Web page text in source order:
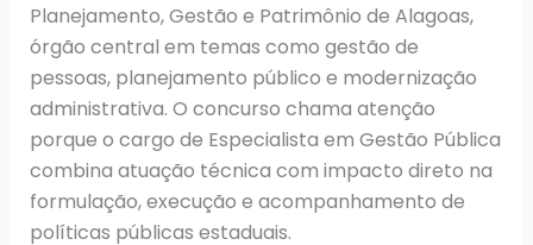
Planejamento, Gestão e Patrimônio de Alagoas,
órgão central em temas como gestão de
pessoas, planejamento público e modernização
administrativa. O concurso chama atenção
porque o cargo de Especialista em Gestão Pública
combina atuação técnica com impacto direto na
formulação, execução e acompanhamento de
políticas públicas estaduais.